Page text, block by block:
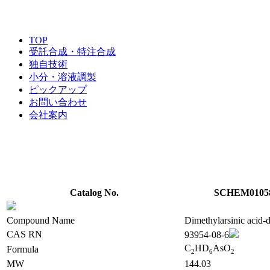
TOP
受託合成・特注合成
独自技術
小分・溶液調製
ピックアップ
お問い合わせ
会社案内
Catalog No.
Compound Name
Dimethylarsinic acid-
CAS RN
93954-08-6
Formula
C2HD6AsO2
MW 144.03